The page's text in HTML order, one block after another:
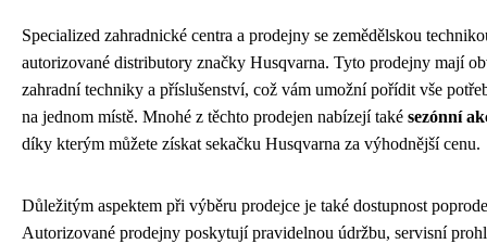
Specialized zahradnické centra a prodejny se zemědělskou
autorizované distributory značky Husqvarna. Tyto prodejny mají
zahradní techniky a příslušenství, což vám umožní pořídit vše
na jednom místě. Mnohé z těchto prodejen nabízejí také sezónní
díky kterým můžete získat sekačku Husqvarna za výhodnější cenu.
Důležitým aspektem při výběru prodejce je také dostupnost
Autorizované prodejny poskytují pravidelnou údržbu, servisní